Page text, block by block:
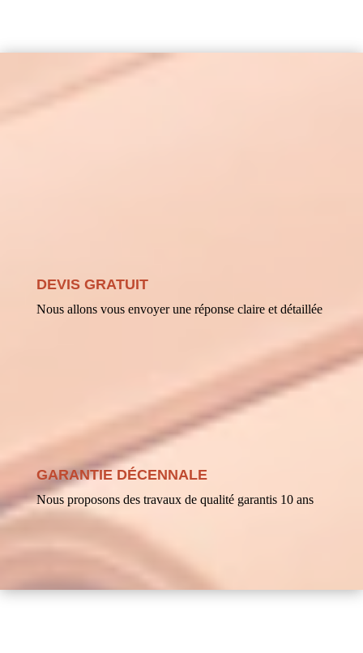
DEVIS GRATUIT
Nous allons vous envoyer une réponse claire et détaillée
GARANTIE DÉCENNALE
Nous proposons des travaux de qualité garantis 10 ans